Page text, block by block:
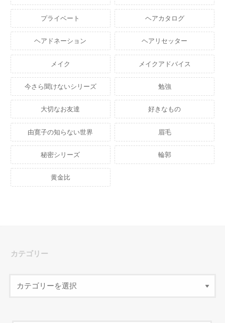
プライベート ヘアカタログ
ヘアドネーション ヘアリセッター
メイク メイクアドバイス
今さら聞けないシリーズ 勉強
大切なお友達 好きなもの
由寛子の知らない世界 眉毛
秘密シリーズ 輪郭
黄金比
カテゴリー